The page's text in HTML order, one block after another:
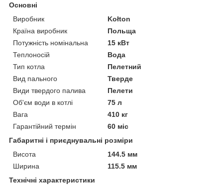
Основні
Виробник
Kołton
Країна виробник
Польща
Потужність номінальна
15 кВт
Теплоносій
Вода
Тип котла
Пелетний
Вид пального
Тверде
Види твердого палива
Пелети
Об'єм води в котлі
75 л
Вага
410 кг
Гарантійний термін
60 міс
Габаритні і приєднувальні розміри
Висота
144.5 мм
Ширина
115.5 мм
Технічні характеристики